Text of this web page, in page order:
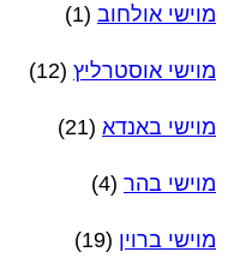
מוישי אולחוב (1)
מוישי אוסטרליץ (12)
מוישי באנדא (21)
מוישי בהר (4)
מוישי ברוין (19)